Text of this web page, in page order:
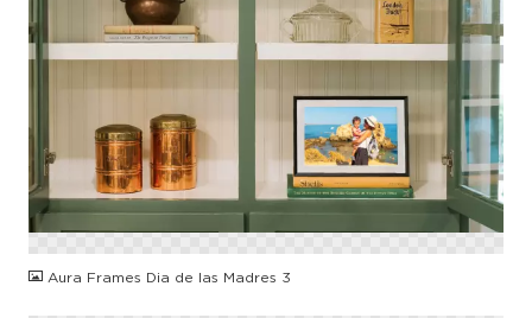
PNG
Aura Frames Dia de las Madres 3